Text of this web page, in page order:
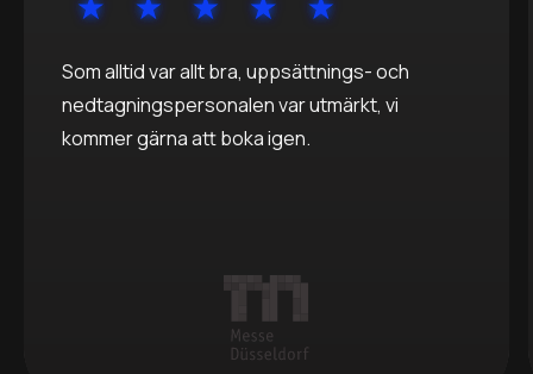
Som alltid var allt bra, uppsättnings- och
nedtagningspersonalen var utmärkt, vi
kommer gärna att boka igen.